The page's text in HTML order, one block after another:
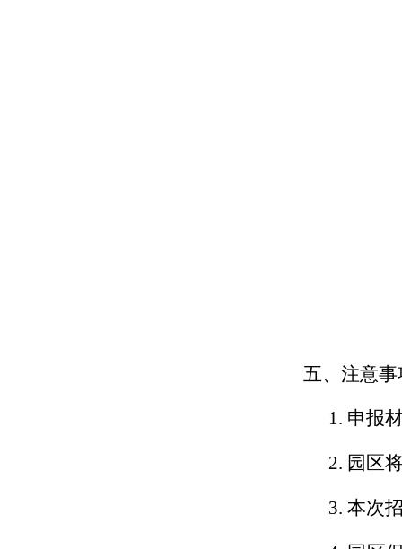
五、注意事
1. 申报
2. 园区
3. 本次